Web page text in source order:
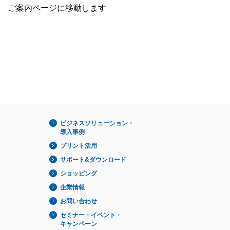
ご案内ページに移動します
ビジネスソリューション・
導入事例
プリント活用
サポート&ダウンロード
ショッピング
企業情報
お問い合わせ
セミナー・イベント・
キャンペーン